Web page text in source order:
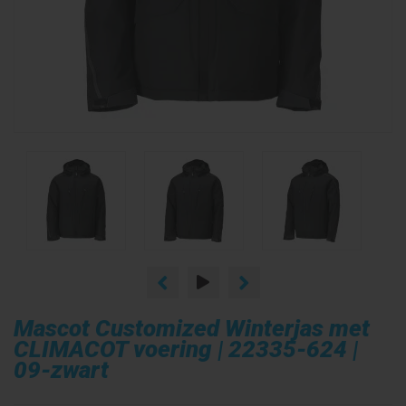
Mascot Customized Winterjas met
CLIMACOT voering | 22335-624 |
09-zwart